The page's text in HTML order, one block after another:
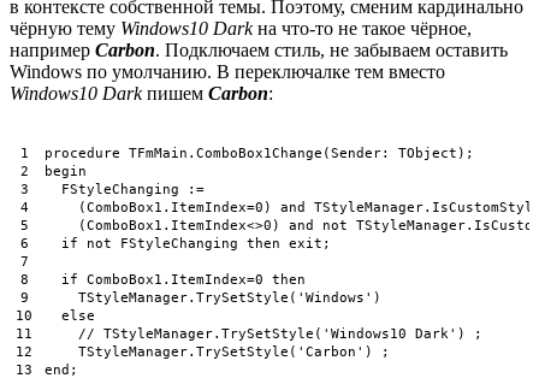
в контексте собственной темы. Поэтому, сменим кардинально
чёрную тему Windows10 Darkна что-то не такое чёрное,
например Carbon. Подключаем стиль, не забываем оставить
Windows по умолчанию. В переключалке тем вместо
Windows10 Darkпишем Carbon:
1
2
3
4
5
6
7
8
9
10
11
12
13
procedure TFmMain . ComboBox1Change (Sender: TObject ) ;
begin
FStyleChanging
: =
(ComboBox1 . ItemIndex=0 ) and TStyleManager.
(ComboBox1 . ItemIndex<>0 ) and not TStyleManager.
if
not FStyleChanging then exit ;
if ComboBox1 . ItemIndex=0
then
TStyleManager. TrySetStyle ( 'Windows' )
else
// TStyleManager.TrySetStyle('Windows10 Dark') ;
TStyleManager. TrySetStyle ( 'Carbon' )
;
end ;